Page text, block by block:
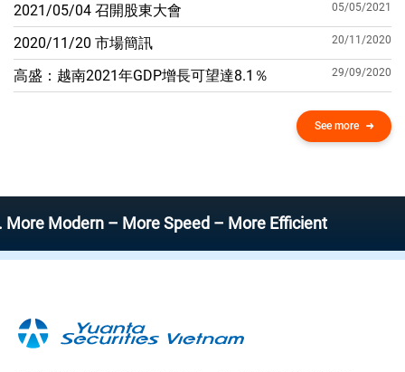
2021/05/04 召開股東大會 05/05/2021
2020/11/20 市場簡訊 20/11/2020
高盛：越南2021年GDP增​​長可望達8.1％ 29/09/2020
See more
– More Speed – More Efficient